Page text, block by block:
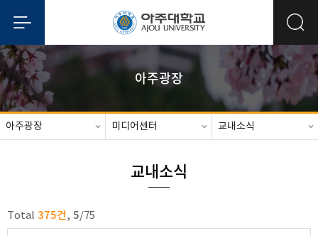
아주광장
아주광장 미디어센터 교내소식
교내소식
Total 375건, 5/75